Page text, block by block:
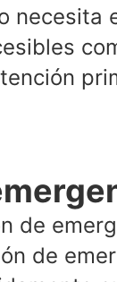
necesita
de
de